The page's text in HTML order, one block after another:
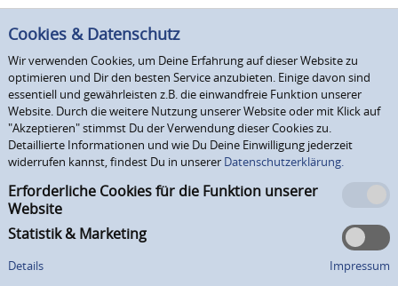
Cookies & Datenschutz
Wir verwenden Cookies, um Deine Erfahrung auf dieser Website zu
optimieren und Dir den besten Service anzubieten. Einige davon sind
essentiell und gewährleisten z.B. die einwandfreie Funktion unserer
Website. Durch die weitere Nutzung unserer Website oder mit Klick auf
"Akzeptieren" stimmst Du der Verwendung dieser Cookies zu.
Detaillierte Informationen und wie Du Deine Einwilligung jederzeit
widerrufen kannst, findest Du in unserer Datenschutzerklärung.
Erforderliche Cookies für die Funktion unserer
Website
Statistik & Marketing
Details Impressum